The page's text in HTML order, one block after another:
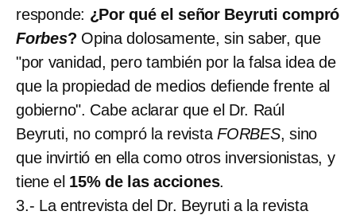
responde: ¿Por qué el señor Beyruti compró
Forbes? Opina dolosamente, sin saber, que
"por vanidad, pero también por la falsa idea de
que la propiedad de medios defiende frente al
gobierno". Cabe aclarar que el Dr. Raúl
Beyruti, no compró la revistaFORBES, sino
que invirtió en ella como otros inversionistas, y
tiene el 15% de las acciones.
3.- La entrevista del Dr. Beyruti a la revista